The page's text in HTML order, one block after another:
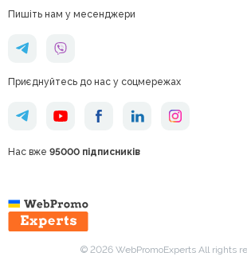
Пишіть нам у месенджери
Приєднуйтесь до нас у соцмережах
Нас вже 95000 підписників
© 2026 WebPromoExperts All rights